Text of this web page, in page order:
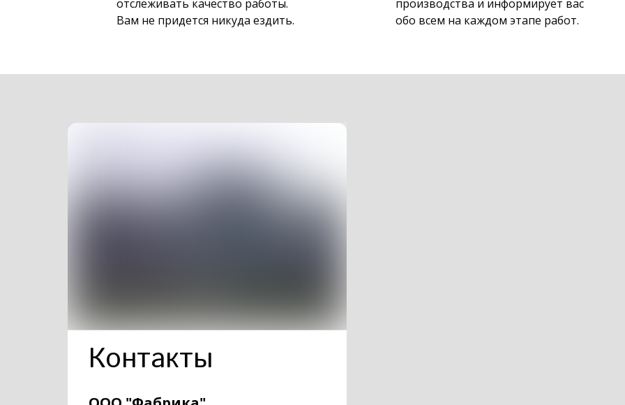
отслеживать качество работы.
Вам не придется никуда ездить.
производства и информирует вас
обо всем на каждом этапе работ.
Контакты